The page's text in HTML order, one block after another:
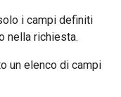
i campi definiti
nella richiesta.
un elenco di campi